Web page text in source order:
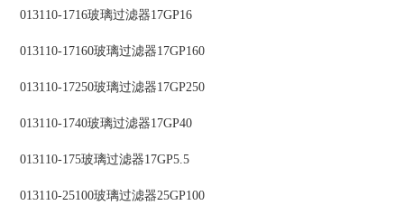
013110-1716玻璃过滤器17GP16
013110-17160玻璃过滤器17GP160
013110-17250玻璃过滤器17GP250
013110-1740玻璃过滤器17GP40
013110-175玻璃过滤器17GP5.5
013110-25100玻璃过滤器25GP100